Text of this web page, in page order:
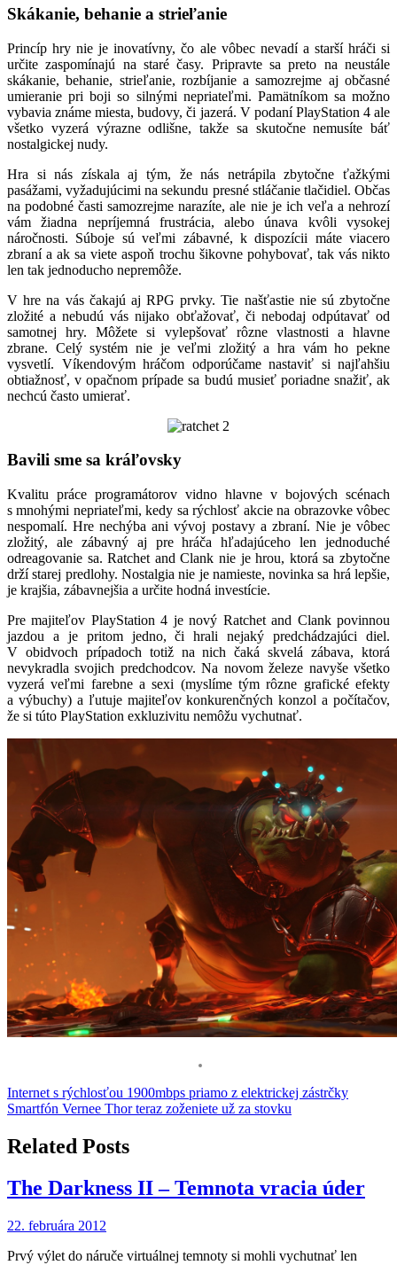
Skákanie, behanie a strieľanie
Princíp hry nie je inovatívny, čo ale vôbec nevadí a starší hráči si
určite zaspomínajú na staré časy. Pripravte sa preto na neustále
skákanie, behanie, strieľanie, rozbíjanie a samozrejme aj občasné
umieranie pri boji so silnými nepriateľmi. Pamätníkom sa možno
vybavia známe miesta, budovy, či jazerá. V podaní PlayStation 4 ale
všetko vyzerá výrazne odlišne, takže sa skutočne nemusíte báť
nostalgickej nudy.
Hra si nás získala aj tým, že nás netrápila zbytočne ťažkými
pasážami, vyžadujúcimi na sekundu presné stláčanie tlačidiel. Občas
na podobné časti samozrejme narazíte, ale nie je ich veľa a nehrozí
vám žiadna nepríjemná frustrácia, alebo únava kvôli vysokej
náročnosti. Súboje sú veľmi zábavné, k dispozícii máte viacero
zbraní a ak sa viete aspoň trochu šikovne pohybovať, tak vás nikto
len tak jednoducho nepremôže.
V hre na vás čakajú aj RPG prvky. Tie našťastie nie sú zbytočne
zložité a nebudú vás nijako obťažovať, či nebodaj odpútavať od
samotnej hry. Môžete si vylepšovať rôzne vlastnosti a hlavne
zbrane. Celý systém nie je veľmi zložitý a hra vám ho pekne
vysvetlí. Víkendovým hráčom odporúčame nastaviť si najľahšiu
obtiažnosť, v opačnom prípade sa budú musieť poriadne snažiť, ak
nechcú často umierať.
Bavili sme sa kráľovsky
Kvalitu práce programátorov vidno hlavne v bojových scénach
s mnohými nepriateľmi, kedy sa rýchlosť akcie na obrazovke vôbec
nespomalí. Hre nechýba ani vývoj postavy a zbraní. Nie je vôbec
zložitý, ale zábavný aj pre hráča hľadajúceho len jednoduché
odreagovanie sa. Ratchet and Clank nie je hrou, ktorá sa zbytočne
drží starej predlohy. Nostalgia nie je namieste, novinka sa hrá lepšie,
je krajšia, zábavnejšia a určite hodná investície.
Pre majiteľov PlayStation 4 je nový Ratchet and Clank povinnou
jazdou a je pritom jedno, či hrali nejaký predchádzajúci diel.
V obidvoch prípadoch totiž na nich čaká skvelá zábava, ktorá
nevykradla svojich predchodcov. Na novom železe navyše všetko
vyzerá veľmi farebne a sexi (myslíme tým rôzne grafické efekty
a výbuchy) a ľutuje majiteľov konkurenčných konzol a počítačov,
že si túto PlayStation exkluzivitu nemôžu vychutnať.
Navigácia
v
článku
Internet s rýchlosťou 1900mbps priamo z elektrickej zástrčky
Smartfón Vernee Thor teraz zoženiete už za stovku
Related Posts
The Darkness II – Temnota vracia úder
22. februára 2012
Prvý výlet do náruče virtuálnej temnoty si mohli vychutnať len